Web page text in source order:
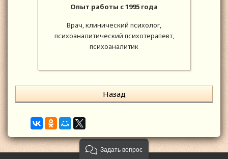
Опыт работы с 1995 года
Врач, клинический психолог,
психоаналитический психотерапевт,
психоаналитик
Назад
Задать вопрос